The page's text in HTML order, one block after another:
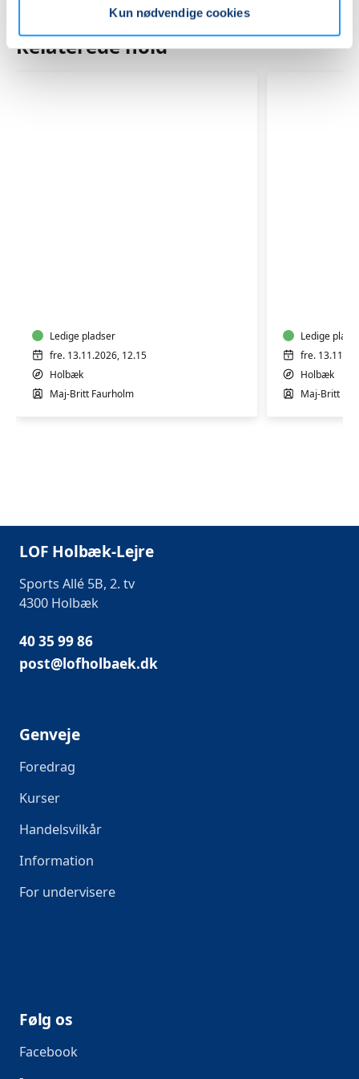
Kun nødvendige cookies
Relaterede hold
Ledige pladser
fre. 13.11.2026, 12.15
Holbæk
Maj-Britt Faurholm
Ledige
fre.
Holbæk
Maj-Britt
LOF Holbæk-Lejre
Sports Allé 5B, 2. tv
4300 Holbæk
40 35 99 86
post@lofholbaek.dk
Genveje
Foredrag
Kurser
Handelsvilkår
Information
For undervisere
Følg os
Facebook